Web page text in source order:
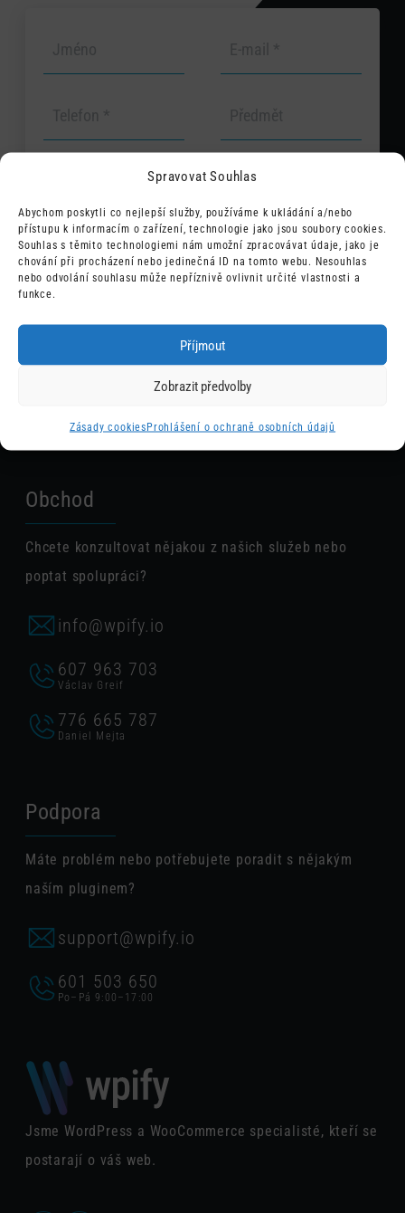
Spravovat Souhlas
Abychom poskytli co nejlepší služby, používáme k ukládání a/nebo
přístupu k informacím o zařízení, technologie jako jsou soubory cookies.
Souhlas s těmito technologiemi nám umožní zpracovávat údaje, jako je
chování při procházení nebo jedinečná ID na tomto webu. Nesouhlas
nebo odvolání souhlasu může nepříznivě ovlivnit určité vlastnosti a
funkce.
Příjmout
Zobrazit předvolby
Zásady cookiesProhlášení o ochraně osobních údajů
Odesláním souhlasím s tím, že mé
údaje budou využity pro zpětný
kontakt a vyřízení požadavku.
ODESLAT
Obchod
Chcete konzultovat nějakou z našich služeb nebo
poptat spolupráci?
info@wpify.io
607 963 703
Václav Greif
776 665 787
Daniel Mejta
Podpora
Máte problém nebo potřebujete poradit s nějakým
naším pluginem?
support@wpify.io
601 503 650
Po–Pá 9:00–17:00
Jsme WordPress a WooCommerce specialisté, kteří se
postarají o váš web.